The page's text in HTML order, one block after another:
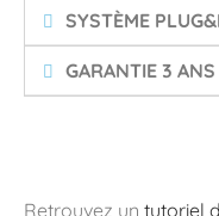
SYSTÈME
GARANTIE 3 ANS
Retrouvez un tutoriel